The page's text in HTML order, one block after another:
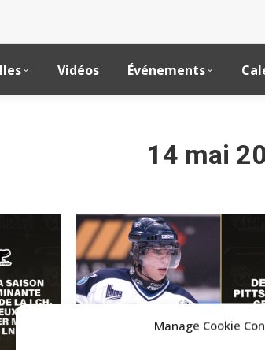
Manage Cookie
Vidéos Événements
14 mai